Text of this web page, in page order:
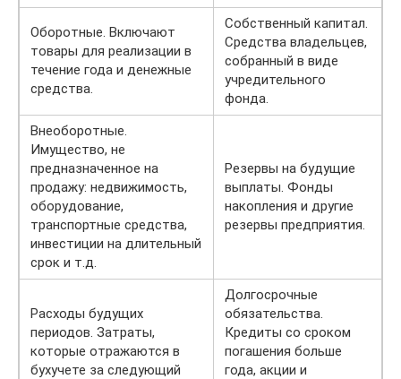
Оборотные. Включают
товары для реализации в
течение года и денежные
средства.
Собственный капитал.
Средства владельцев,
собранный в виде
учредительного
фонда.
Внеоборотные.
Имущество, не
предназначенное на
продажу: недвижимость,
оборудование,
транспортные средства,
инвестиции на длительный
срок и т.д.
Резервы на будущие
выплаты. Фонды
накопления и другие
резервы предприятия.
Расходы будущих
периодов. Затраты,
которые отражаются в
бухучете за следующий
Долгосрочные
обязательства.
Кредиты со сроком
погашения больше
года, акции и